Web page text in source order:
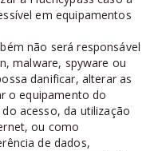
em equipamentos
não será responsável
malware, spyware ou
danificar, alterar as
o equipamento do
acesso, da utilização
ou como
de dados,